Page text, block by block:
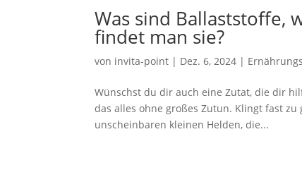
Was sind Ballaststoffe,
findet man sie?
von invita-point | Dez. 6, 2024 |
Wünschst du dir auch eine Zutat, die dir
das alles ohne großes Zutun. Klingt fast
unscheinbaren kleinen Helden, die...